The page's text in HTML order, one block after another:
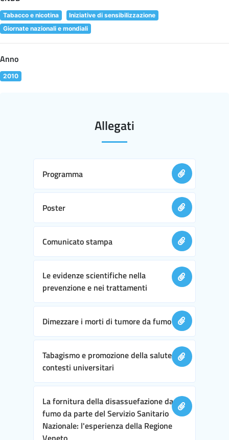
Tabacco e nicotina
Iniziative di sensibilizzazione
Giornate nazionali e mondiali
Anno
2010
Allegati
Programma
Poster
Comunicato stampa
Le evidenze scientifiche nella
prevenzione e nei trattamenti
Dimezzare i morti di tumore da fumo
Tabagismo e promozione della salute nei
contesti universitari
La fornitura della disassuefazione da
fumo da parte del Servizio Sanitario
Nazionale: l'esperienza della Regione